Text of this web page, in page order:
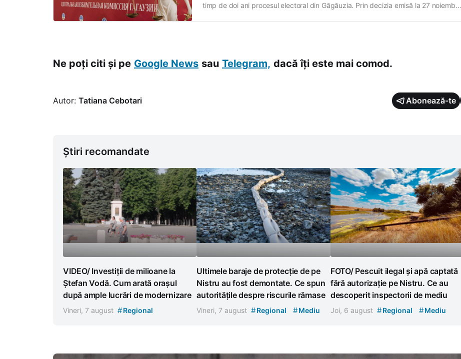
timp de doi ani procesul electoral din Găgăuzia. Prin decizia emisă la 27 noiembrie
Ne poți citi și pe Google News sau Telegram, dacă îți este mai comod.
Autor: Tatiana Cebotari Abonează-te
Știri recomandate
VIDEO/ Investiții de milioane la
Ștefan Vodă. Cum arată orașul
după ample lucrări de modernizare
Vineri, 7 august #Regional
Ultimele baraje de protecție de pe
Nistru au fost demontate. Ce spun
autoritățile despre riscurile rămase
Vineri, 7 august #Regional #Mediu
FOTO/ Pescuit ilegal și apă captată
fără autorizație pe Nistru. Ce au
descoperit inspectorii de mediu
Joi, 6 august #Regional #Mediu